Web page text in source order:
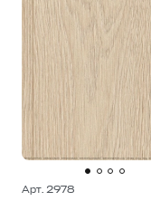
Арт. 2978